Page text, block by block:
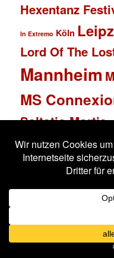
Hexentanz
In Extremo Köln
Lord Of The
Mannheim
MS
Saltatio Mortis
Stahlmann Statistik
Super Schwarzes
Tanzwut Unzucht
Wacken
Wave Gotik
Wiesbaden Xandria